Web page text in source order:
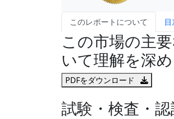
このレポートについて
この市場の主
いて理解を深め
PDFをダウンロード
試験・検査・